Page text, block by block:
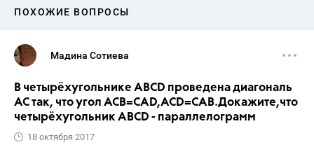
ПОХОЖИЕ ВОПРОСЫ
Мадина Сотиева
В четырёхугольнике ABCD проведена диагональ
AC так, что угол ACB=CAD,ACD=CAB.Докажите,что
четырёхугольник ABCD - параллелограмм
18 октября 2017